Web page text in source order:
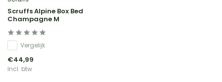
Scruffs Alpine Box Bed
Champagne M
Vergelijk
€44,99
Incl. btw